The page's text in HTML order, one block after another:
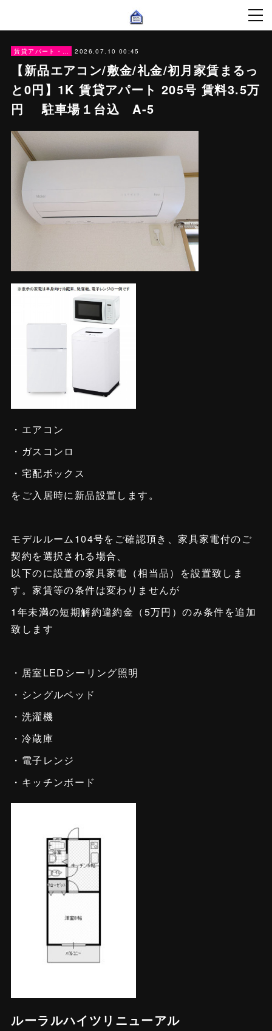
賃貸アパート・戸建賃貸 2026.07.10 00:45
【新品エアコン/敷金/礼金/初月家賃まるっ
と0円】1K 賃貸アパート 205号 賃料3.5万
円 駐車場１台込 A-5
・エアコン
・ガスコンロ
・宅配ボックス
をご入居時に新品設置します。
モデルルーム104号をご確認頂き、家具家電付のご
契約を選択される場合、
以下のに設置の家具家電（相当品）を設置致しま
す。家賃等の条件は変わりませんが
1年未満の短期解約違約金（5万円）のみ条件を追加
致します
・居室LEDシーリング照明
・シングルベッド
・洗濯機
・冷蔵庫
・電子レンジ
・キッチンボード
ルーラルハイツリニューアル